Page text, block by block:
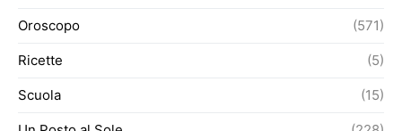
Oroscopo (571)
Ricette (5)
Scuola (15)